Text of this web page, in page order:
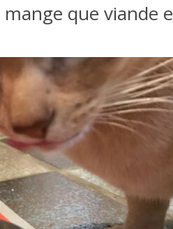
mange que viande